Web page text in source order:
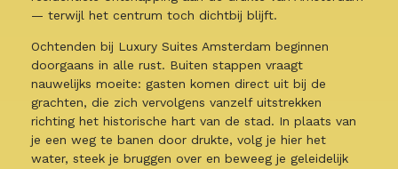
— terwijl het centrum toch dichtbij blijft.
Ochtenden bij Luxury Suites Amsterdam beginnen
doorgaans in alle rust. Buiten stappen vraagt
nauwelijks moeite: gasten komen direct uit bij de
grachten, die zich vervolgens vanzelf uitstrekken
richting het historische hart van de stad. In plaats van
je een weg te banen door drukte, volg je hier het
water, steek je bruggen over en beweeg je geleidelijk